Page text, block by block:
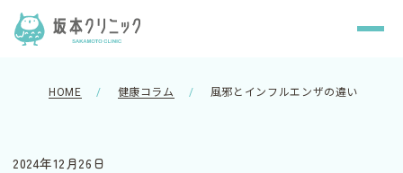
HOME 健康コラム 風邪とインフルエンザの違い
2024年12月26日